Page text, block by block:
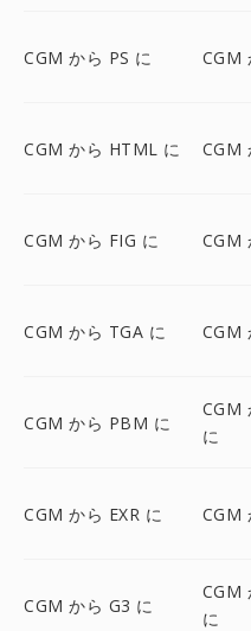
CGM から PS に CGM
CGM から HTML に CGM
CGM から FIG に CGM
CGM から TGA に CGM
CGM から PBM に
CGM
に
CGM から EXR に CGM
CGM から G3 に
CGM
に